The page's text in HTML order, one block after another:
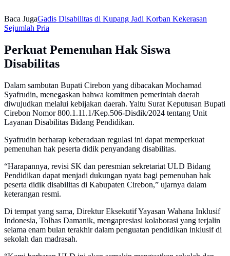
Baca JugaGadis Disabilitas di Kupang Jadi Korban Kekerasan
Sejumlah Pria
Perkuat Pemenuhan Hak Siswa
Disabilitas
Dalam sambutan Bupati Cirebon yang dibacakan Mochamad
Syafrudin, menegaskan bahwa komitmen pemerintah daerah
diwujudkan melalui kebijakan daerah. Yaitu Surat Keputusan Bupati
Cirebon Nomor 800.1.11.1/Kep.506-Disdik/2024 tentang Unit
Layanan Disabilitas Bidang Pendidikan.
Syafrudin berharap keberadaan regulasi ini dapat memperkuat
pemenuhan hak peserta didik penyandang disabilitas.
“Harapannya, revisi SK dan peresmian sekretariat ULD Bidang
Pendidikan dapat menjadi dukungan nyata bagi pemenuhan hak
peserta didik disabilitas di Kabupaten Cirebon,” ujarnya dalam
keterangan resmi.
Di tempat yang sama, Direktur Eksekutif Yayasan Wahana Inklusif
Indonesia, Tolhas Damanik, mengapresiasi kolaborasi yang terjalin
selama enam bulan terakhir dalam penguatan pendidikan inklusif di
sekolah dan madrasah.